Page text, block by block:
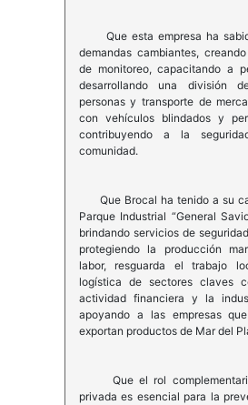
Que esta empresa ha
demandas cambiantes,
de monitoreo, capacitando a
desarrollando una división
personas y transporte de
con vehículos blindados y
contribuyendo a la
comunidad.
Que Brocal ha tenido a su
Parque Industrial “General
brindando servicios de
protegiendo la producción
labor, resguarda el trabajo
logística de sectores claves
actividad financiera y la
apoyando a las empresas
exportan productos de Mar del
Que el rol
privada es esencial para la